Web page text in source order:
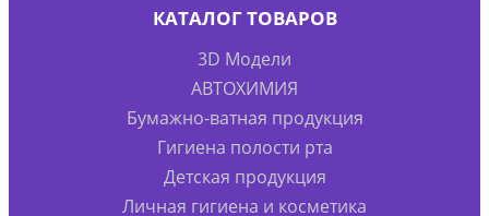
КАТАЛОГ ТОВАРОВ
3D Модели
АВТОХИМИЯ
Бумажно-ватная продукция
Гигиена полости рта
Детская продукция
Личная гигиена и косметика